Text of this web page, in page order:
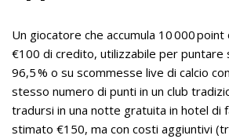
Un giocatore che accumula 10 000
€100 di credito, utilizzabile per puntare
96,5 % o su scommesse live di calcio
stesso numero di punti in un club
tradursi in una notte gratuita in hotel di
stimato €150, ma con costi aggiuntivi